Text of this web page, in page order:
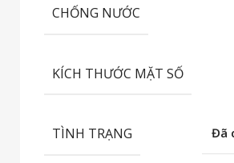
CHỐNG NƯỚC
KÍCH THƯỚC MẶT SỐ
TÌNH TRẠNG Đã